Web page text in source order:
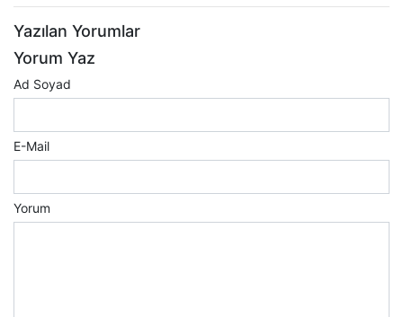
Yazılan Yorumlar
Yorum Yaz
Ad Soyad
E-Mail
Yorum